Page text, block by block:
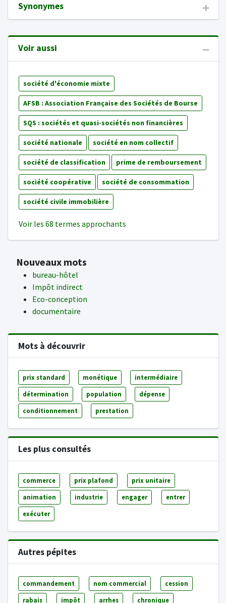
Synonymes
Voir aussi
société d'économie mixte
AFSB : Association Française des Sociétés de Bourse
SQS : sociétés et quasi-sociétés non financières
société nationale société en nom collectif
société de classification prime de remboursement
société coopérative société de consommation
société civile immobilière
Voir les 68 termes approchants
Nouveaux mots
bureau-hôtel
Impôt indirect
Eco-conception
documentaire
Mots à découvrir
prix standard monétique intermédiaire
détermination population dépense
conditionnement prestation
Les plus consultés
commerce prix plafond prix unitaire
animation industrie engager entrer
exécuter
Autres pépites
commandement nom commercial cession
rabais impôt arrhes chronique